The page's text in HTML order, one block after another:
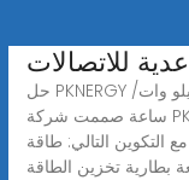
للاتصالات
حل PKNERGY نظام شمسي + بطارية تخزين طاقة 40 كيلو وات/
ساعة صممت شركة PKNERGY نظام تخزين الطاقة الشمسية +
التكوين التالي: طاقة